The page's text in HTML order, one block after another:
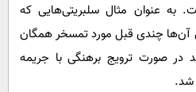
به عنوان مثال سلبریتی‌هایی که
آن‌ها چندی قبل مورد تمسخر همگان
در صورت ترویج برهنگی با جریمه
شد.